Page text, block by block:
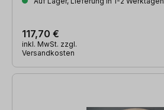
117,70 €
inkl. MwSt. zzgl.
Versandkosten